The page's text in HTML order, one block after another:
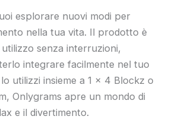
esplorare nuovi modi per
nella tua vita. Il prodotto è
senza interruzioni,
integrare facilmente nel tuo
utilizzi insieme a 1 x 4 Blockz o
Onlygrams apre un mondo di
e il divertimento.